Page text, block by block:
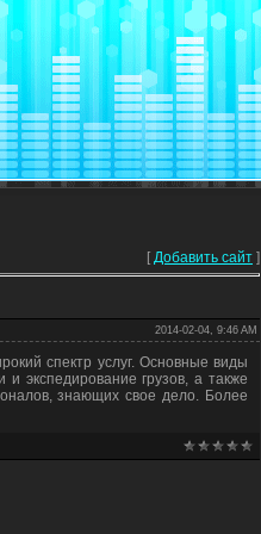
[ Добавить сайт ]
2014-02-04, 9:46 AM
спектр услуг. Основные виды
и экспедирование грузов, а также
знающих свое дело. Более